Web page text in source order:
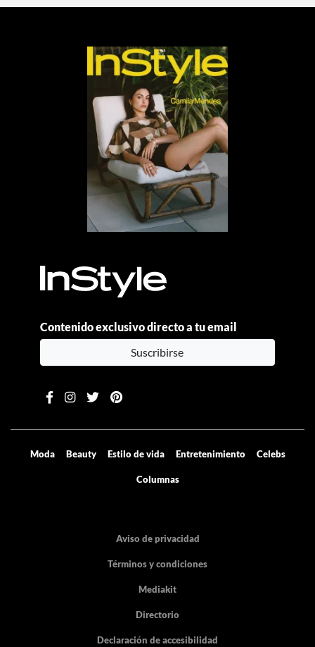
Contenido exclusivo directo a tu email
Suscribirse
Moda Beauty Estilo de vida Entretenimiento Celebs
Columnas
Aviso de privacidad
Términos y condiciones
Mediakit
Directorio
Declaración de accesibilidad